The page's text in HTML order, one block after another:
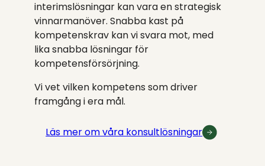
interimslösningar kan vara en strategisk
vinnarmanöver. Snabba kast på
kompetenskrav kan vi svara mot, med
lika snabba lösningar för
kompetensförsörjning.
Vi vet vilken kompetens som driver
framgång i era mål.
Läs mer om våra konsultlösningar